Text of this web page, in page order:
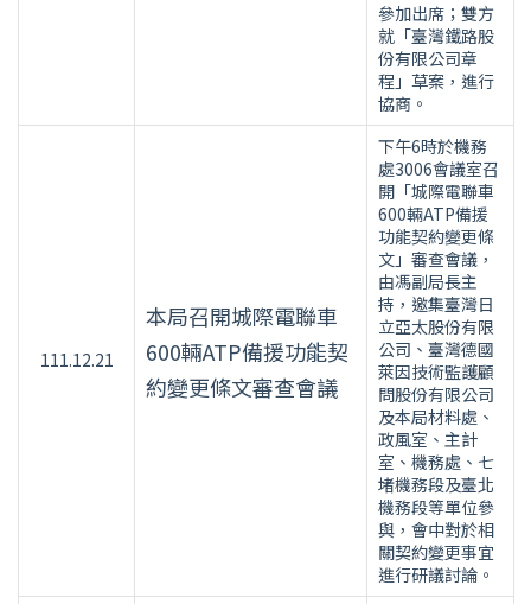
參加出席；雙方
就「臺灣鐵路股
份有限公司章
程」草案，進行
協商。
111.12.21
本局召開城際電聯車
600輛ATP備援功能契
約變更條文審查會議
下午6時於機務
處3006會議室召
開「城際電聯車
600輛ATP備援
功能契約變更條
文」審查會議，
由馮副局長主
持，邀集臺灣日
立亞太股份有限
公司、臺灣德國
萊因技術監護顧
問股份有限公司
及本局材料處、
政風室、主計
室、機務處、七
堵機務段及臺北
機務段等單位參
與，會中對於相
關契約變更事宜
進行研議討論。